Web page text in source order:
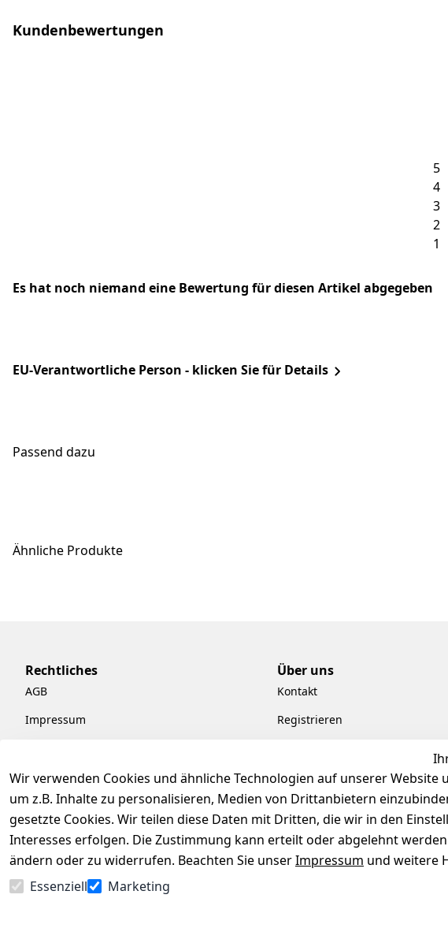
Kundenbewertungen
5
4
3
2
1
Es hat noch niemand eine Bewertung für diesen Artikel abgegeben
EU-Verantwortliche Person - klicken Sie für Details
Passend dazu
Ähnliche Produkte
Wir verwenden Cookies und ähnliche Technologien auf unserer
um z.B. Inhalte zu personalisieren, Medien von Drittanbietern
gesetzte Cookies. Wir teilen diese Daten mit Dritten, die wir in den
Interesses erfolgen. Die Zustimmung kann erteilt oder abgelehnt
ändern oder zu widerrufen. Beachten Sie unserImpressum und weitere
Essenziell
Marketing
Rechtliches
AGB
Impressum
Barrierefreiheitserklärung
Widerrufsrecht
Über uns
Kontakt
Registrieren
Pflege & Kundendienst
Kiefermöbel
Hilfe